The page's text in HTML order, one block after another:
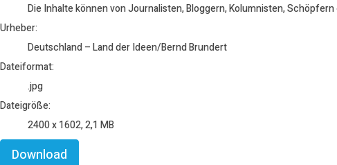
Die Inhalte können von Journalisten, Bloggern, Kolumnisten,
Urheber:
Deutschland – Land der Ideen/Bernd Brundert
Dateiformat:
.jpg
Dateigröße:
2400 x 1602, 2,1 MB
Download